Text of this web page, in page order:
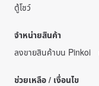
ตู้โชว์
จำหน่ายสินค้า
ลงขายสินค้าบน Pinkoi
ช่วยเหลือ / เงื่อนไข